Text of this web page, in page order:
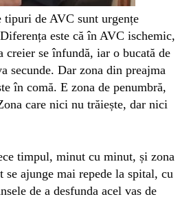
de AVC sunt urgențe
este că în AVC ischemic,
creier se înfundă, iar o bucată de
secunde. Dar zona din preajma
în comă. E zona de penumbră,
care nici nu trăiește, dar nici
timpul, minut cu minut, și zona
se ajunge mai repede la spital, cu
de a desfunda acel vas de